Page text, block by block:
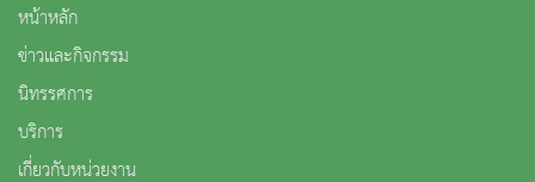
หน้าหลัก
ข่าวและกิจกรรม
นิทรรศการ
บริการ
เกี่ยวกับหน่วยงาน